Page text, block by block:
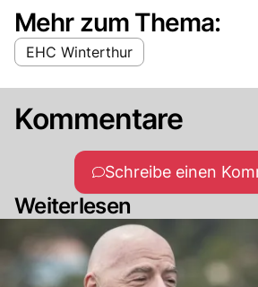
Mehr zum Thema:
EHC Winterthur
Kommentare
Schreibe einen
Weiterlesen